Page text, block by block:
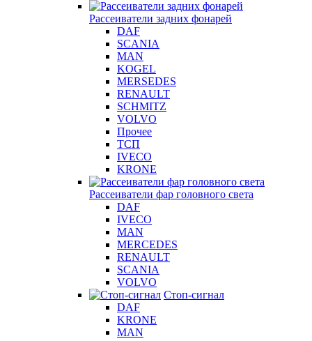
Рассеиватели задних фонарей
DAF
SCANIA
MAN
KOGEL
MERSEDES
RENAULT
SCHMITZ
VOLVO
Прочее
ТСП
IVECO
KRONE
Рассеиватели фар головного света
DAF
IVECO
MAN
MERCEDES
RENAULT
SCANIA
VOLVO
Стоп-сигнал
DAF
KRONE
MAN